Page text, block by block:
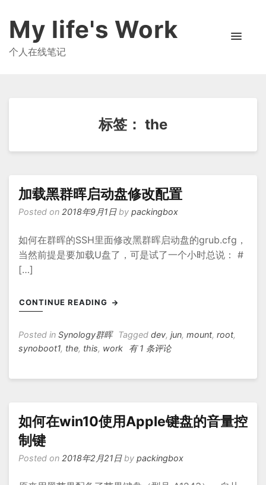
My life's Work
个人在线笔记
标签： the
加载黑群晖启动盘修改配置
Posted on 2018年9月1日by packingbox
如何在群晖的SSH里面修改黑群晖启动盘的grub.cfg，
当然前提是要加载U盘了，可是试了一个小时总说： #
[…]
CONTINUE READING
Posted in Synology群晖 Tagged dev, jun, mount, root,
synoboot1, the, this, work
加
启
动
修
有 1 条评论
如何在win10使用Apple键盘的音量控
制键
Posted on 2018年2月21日by packingbox